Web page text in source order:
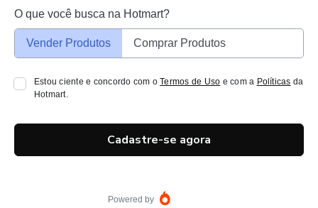
O que você busca na Hotmart?
Vender Produtos Comprar Produtos
Estou ciente e concordo com oTermos de Uso e com a Políticas da
Hotmart.
Cadastre-se agora
Powered by